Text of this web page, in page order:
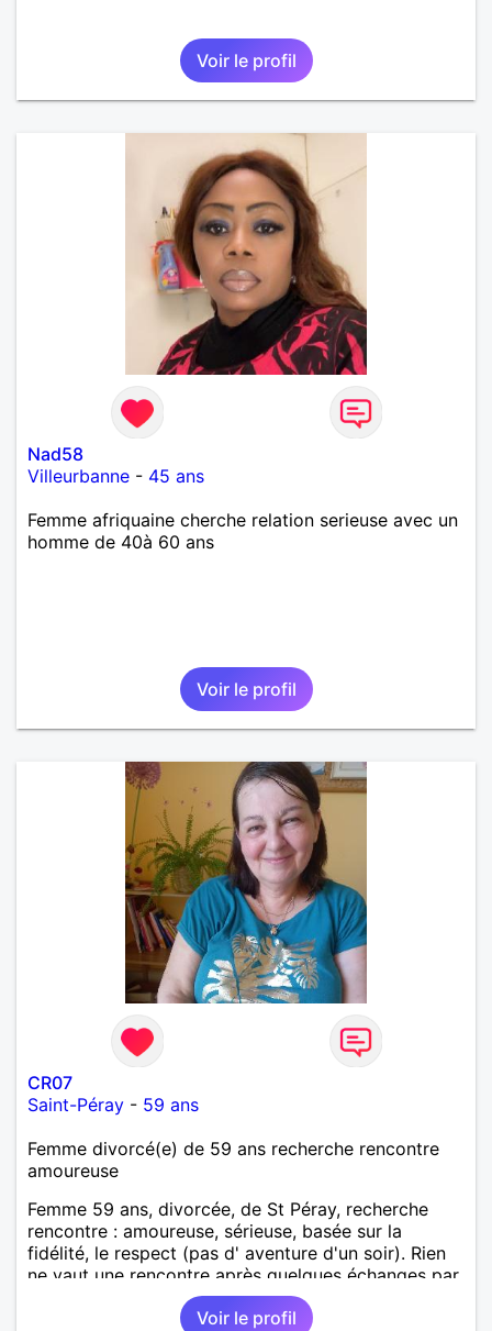
Voir le profil
Nad58
Villeurbanne - 45 ans
Femme afriquaine cherche relation serieuse avec un
homme de 40à 60 ans
Voir le profil
CR07
Saint-Péray - 59 ans
Femme divorcé(e) de 59 ans recherche rencontre
amoureuse
Femme 59 ans, divorcée, de St Péray, recherche
rencontre : amoureuse, sérieuse, basée sur la
fidélité, le respect (pas d' aventure d'un soir). Rien
ne vaut une rencontre après quelques échanges par
messages pour savoir si il y a un feeling entre les
deux et le désir de se revoir. Au plaisir de se
Voir le profil